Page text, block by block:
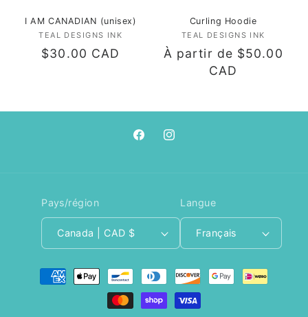
I AM CANADIAN (unisex)
Fournisseur :
TEAL DESIGNS INK
Prix
$30.00 CAD
Curling Hoodie
Fournisseur :
TEAL DESIGNS INK
Prix
À partir de $50.00
CAD
FacebookInstagram
Pays/région
Canada | CAD $
Langue
Français
Moyens
de